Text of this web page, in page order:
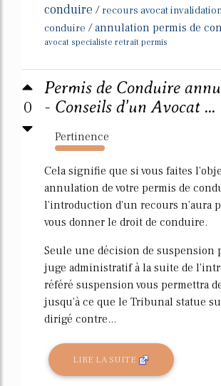
conduire / recours avocat
conduire /annulation permis de
avocat specialiste retrait permis
0
Permis de Conduire
- Conseils d'un Avocat ...
Pertinence
2034%
Cela signifie que si vous faites
annulation de votre permis de
l'introduction d'un recours n'aura
vous donner le droit de conduire.
Seule une décision de suspension
juge administratif à la suite de
référé suspension vous permettra
jusqu'à ce que le Tribunal statue
dirigé contre...
LIRE LA SUITE